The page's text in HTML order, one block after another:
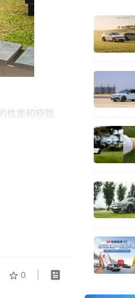
性能和極致
，並重新定
0